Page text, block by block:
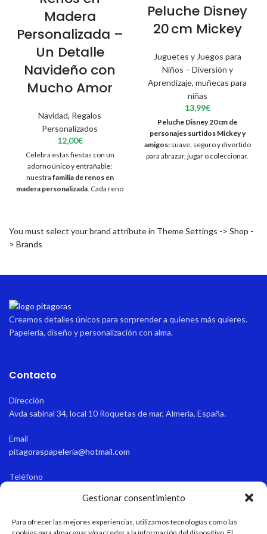
Gestionar consentimiento
Para ofrecer las mejores experiencias, utilizamos tecnologías como las
Madera
Personalizada –
Un Detalle
Navideño con
Mucho Amor
Navidad, Regalos
Personalizados
12,00€
Celebra estas fiestas con un
adorno único y entrañable:
nuestra familia de renos en
madera personalizada. Cada reno
llena de ternura y significado.
Peluche Disney
20 cm Mickey
Juguetes y Juegos para
Niños – Diversión y
Aprendizaje, muñecas para
niñas
13,99€
Peluche Disney 20 cm de
personajes surtidos Mickey y
amigos:suave, seguro y divertido
para abrazar, jugar o coleccionar.
You must select your brand attribute in Theme Settings -> Shop -
> Brands
Creamos detalles únicos para sorprender a quienes más quieres.
Papelería, diseño y personalización con alma.
Contacto
Dirección
Avda sabinal 34, local 10 Roquetas de mar, Almería, España.
Email
pitagoraspapeleria@hotmail.com
Teléfono
Verano: 9:15-13:45/17:00-21:00 Invierno: 9:15-13:45/16:30-20:30